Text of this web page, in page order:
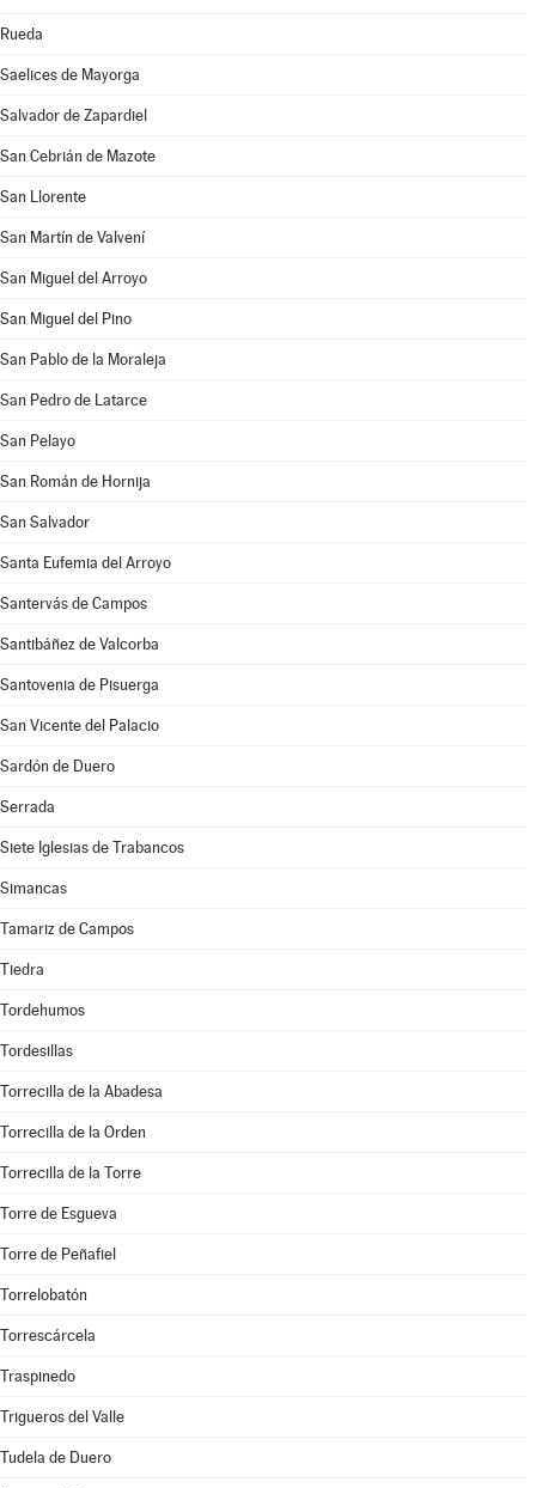
Rueda
Saelices de Mayorga
Salvador de Zapardiel
San Cebrián de Mazote
San Llorente
San Martín de Valvení
San Miguel del Arroyo
San Miguel del Pino
San Pablo de la Moraleja
San Pedro de Latarce
San Pelayo
San Román de Hornija
San Salvador
Santa Eufemia del Arroyo
Santervás de Campos
Santibáñez de Valcorba
Santovenia de Pisuerga
San Vicente del Palacio
Sardón de Duero
Serrada
Siete Iglesias de Trabancos
Simancas
Tamariz de Campos
Tiedra
Tordehumos
Tordesillas
Torrecilla de la Abadesa
Torrecilla de la Orden
Torrecilla de la Torre
Torre de Esgueva
Torre de Peñafiel
Torrelobatón
Torrescárcela
Traspinedo
Trigueros del Valle
Tudela de Duero